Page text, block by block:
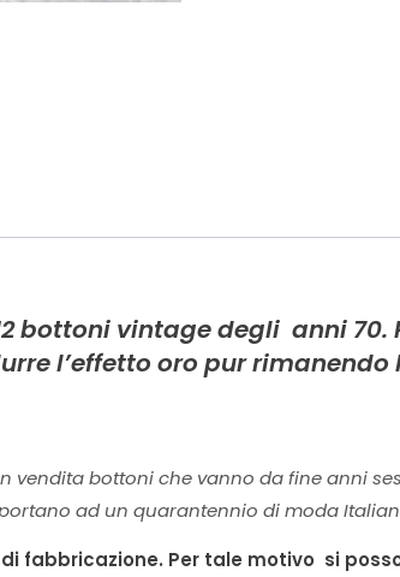
bottoni vintage degli anni 70.
l’effetto oro pur rimanendo
vendita bottoni che vanno da fine anni
ad un quarantennio di moda
fabbricazione. Per tale motivo si